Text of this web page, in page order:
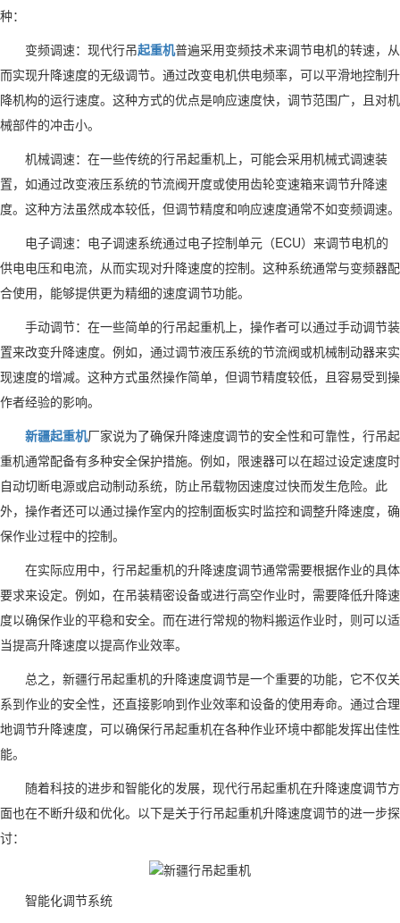
种：
变频调速：现代行吊起重机普遍采用变频技术来调节电机的转速，从
而实现升降速度的无级调节。通过改变电机供电频率，可以平滑地控制升
降机构的运行速度。这种方式的优点是响应速度快，调节范围广，且对机
械部件的冲击小。
机械调速：在一些传统的行吊起重机上，可能会采用机械式调速装
置，如通过改变液压系统的节流阀开度或使用齿轮变速箱来调节升降速
度。这种方法虽然成本较低，但调节精度和响应速度通常不如变频调速。
电子调速：电子调速系统通过电子控制单元（ECU）来调节电机的
供电电压和电流，从而实现对升降速度的控制。这种系统通常与变频器配
合使用，能够提供更为精细的速度调节功能。
手动调节：在一些简单的行吊起重机上，操作者可以通过手动调节装
置来改变升降速度。例如，通过调节液压系统的节流阀或机械制动器来实
现速度的增减。这种方式虽然操作简单，但调节精度较低，且容易受到操
作者经验的影响。
新疆起重机厂家说为了确保升降速度调节的安全性和可靠性，行吊起
重机通常配备有多种安全保护措施。例如，限速器可以在超过设定速度时
自动切断电源或启动制动系统，防止吊载物因速度过快而发生危险。此
外，操作者还可以通过操作室内的控制面板实时监控和调整升降速度，确
保作业过程中的控制。
在实际应用中，行吊起重机的升降速度调节通常需要根据作业的具体
要求来设定。例如，在吊装精密设备或进行高空作业时，需要降低升降速
度以确保作业的平稳和安全。而在进行常规的物料搬运作业时，则可以适
当提高升降速度以提高作业效率。
总之，新疆行吊起重机的升降速度调节是一个重要的功能，它不仅关
系到作业的安全性，还直接影响到作业效率和设备的使用寿命。通过合理
地调节升降速度，可以确保行吊起重机在各种作业环境中都能发挥出佳性
能。
随着科技的进步和智能化的发展，现代行吊起重机在升降速度调节方
面也在不断升级和优化。以下是关于行吊起重机升降速度调节的进一步探
讨：
智能化调节系统